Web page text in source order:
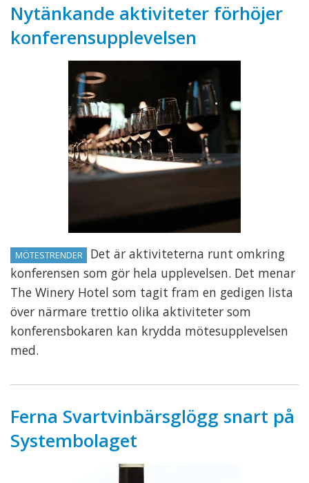
Nytänkande aktiviteter förhöjer
konferensupplevelsen
MÖTESTRENDER
Det är aktiviteterna runt omkring
konferensen som gör hela upplevelsen. Det menar
The Winery Hotel som tagit fram en gedigen lista
över närmare trettio olika aktiviteter som
konferensbokaren kan krydda mötesupplevelsen
med.
Ferna Svartvinbärsglögg snart på
Systembolaget